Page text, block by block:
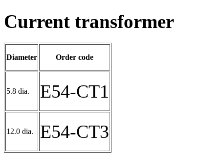
Current transformer
Diameter Order code
5.8 dia. E54-CT1
12.0 dia. E54-CT3